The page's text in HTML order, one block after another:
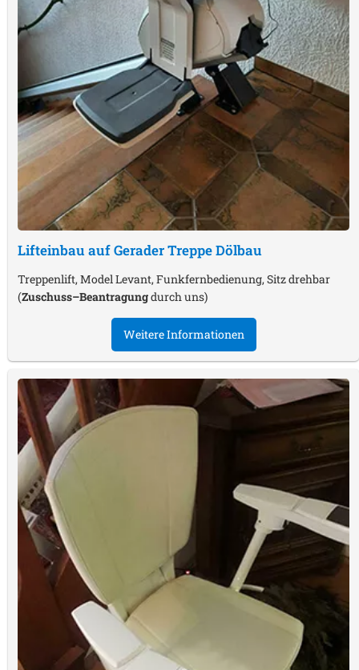
Lifteinbau auf Gerader TreppeDölbau
Treppenlift, Model Levant, Funkfernbedienung, Sitz drehbar
(Zuschuss–Beantragungdurch uns)
Weitere Informationen